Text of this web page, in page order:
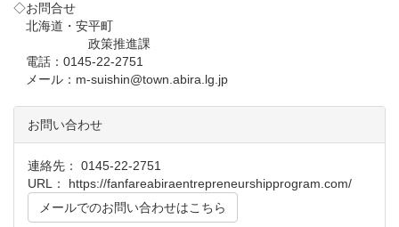
◇お問合せ
北海道・安平町
政策推進課
電話：0145-22-2751
メール：m-suishin@town.abira.lg.jp
お問い合わせ
連絡先： 0145-22-2751
URL： https://fanfareabiraentrepreneurshipprogram.com/
メールでのお問い合わせはこちら